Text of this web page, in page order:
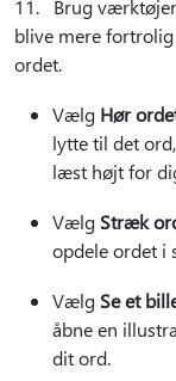
11. Brug
blive mere
ordet.
Vælg Hør
lytte til det
læst højt for
Vælg Stræk
opdele ordet i
Vælg Se et
åbne en
dit ord.